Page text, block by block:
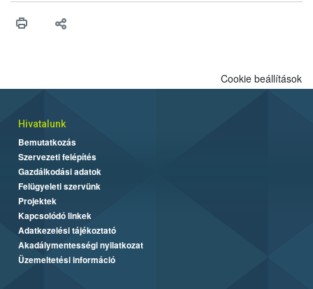
Cookie beállítások
Hivatalunk
Bemutatkozás
Szervezeti felépítés
Gazdálkodási adatok
Felügyeleti szervünk
Projektek
Kapcsolódó linkek
Adatkezelési tájékoztató
Akadálymentességi nyilatkozat
Üzemeltetési információ